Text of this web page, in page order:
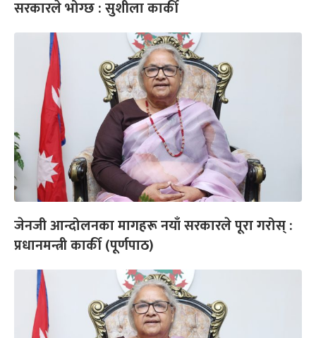
सरकारले भोग्छ : सुशीला कार्की
जेनजी आन्दोलनका मागहरू नयाँ सरकारले पूरा गरोस् :
प्रधानमन्त्री कार्की (पूर्णपाठ)